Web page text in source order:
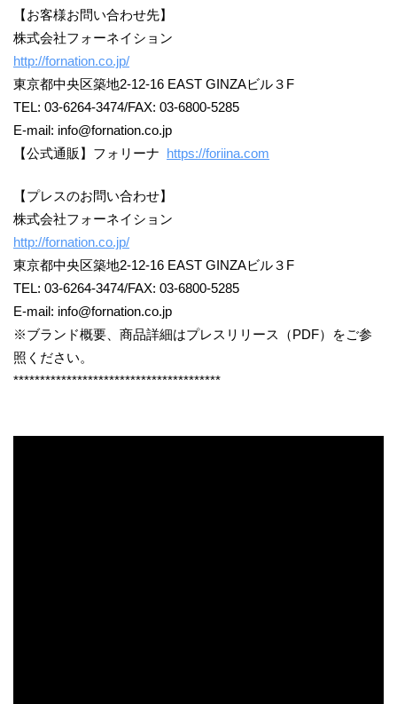
【お客様お問い合わせ先】
株式会社フォーネイション
http://fornation.co.jp/
東京都中央区築地2-12-16 EAST GINZAビル３F
TEL: 03-6264-3474/FAX: 03-6800-5285
E-mail: info@fornation.co.jp
【公式通販】フォリーナ https://foriina.com
【プレスのお問い合わせ】
株式会社フォーネイション
http://fornation.co.jp/
東京都中央区築地2-12-16 EAST GINZAビル３F
TEL: 03-6264-3474/FAX: 03-6800-5285
E-mail: info@fornation.co.jp
※ブランド概要、商品詳細はプレスリリース（PDF）をご参
照ください。
***************************************